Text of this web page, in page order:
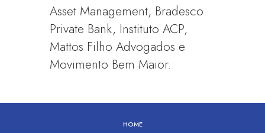
Asset Management, Bradesco
Private Bank, Instituto ACP,
Mattos Filho Advogados e
Movimento Bem Maior.
HOME